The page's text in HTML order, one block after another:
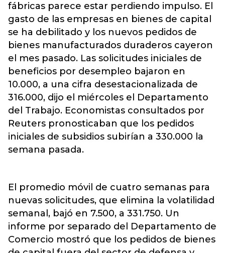
fábricas parece estar perdiendo impulso. El
gasto de las empresas en bienes de capital
se ha debilitado y los nuevos pedidos de
bienes manufacturados duraderos cayeron
el mes pasado. Las solicitudes iniciales de
beneficios por desempleo bajaron en
10.000, a una cifra desestacionalizada de
316.000, dijo el miércoles el Departamento
del Trabajo. Economistas consultados por
Reuters pronosticaban que los pedidos
iniciales de subsidios subirían a 330.000 la
semana pasada.
El promedio móvil de cuatro semanas para
nuevas solicitudes, que elimina la volatilidad
semanal, bajó en 7.500, a 331.750. Un
informe por separado del Departamento de
Comercio mostró que los pedidos de bienes